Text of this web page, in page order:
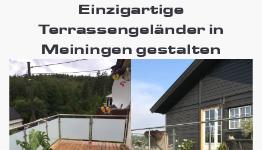
Einzigartige
Terrassengeländer in
Meiningen gestalten